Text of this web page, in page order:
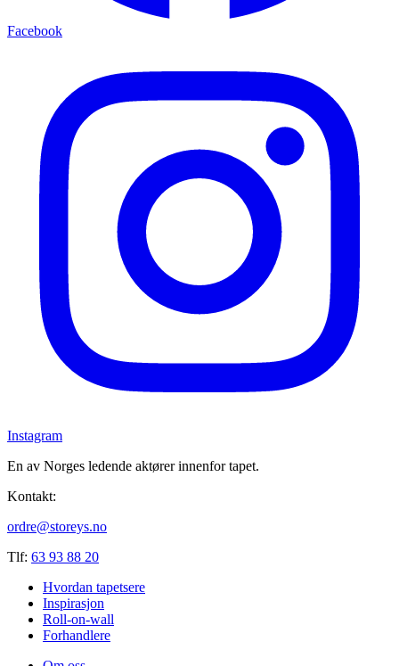
Facebook
Instagram
En av Norges ledende aktører innenfor tapet.
Kontakt:
ordre@storeys.no
Tlf: 63 93 88 20
Hvordan tapetsere
Inspirasjon
Roll-on-wall
Forhandlere